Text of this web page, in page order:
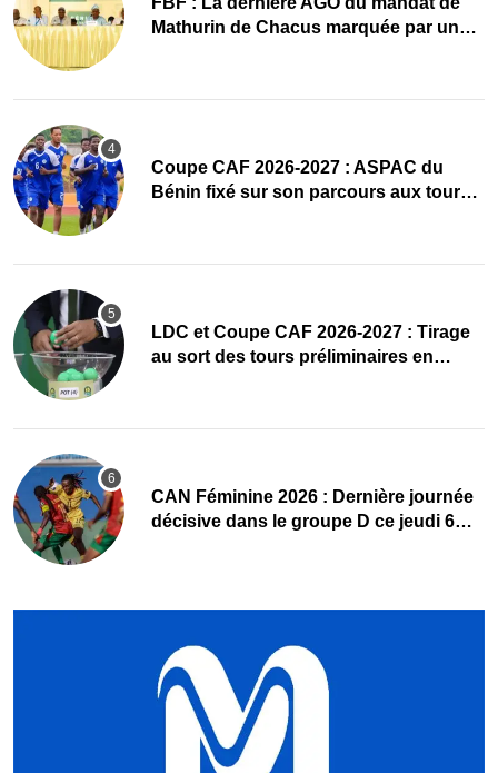
Mathurin de Chacus marquée par un
Coupe CAF 2026-2027 : ASPAC du
Bénin fixé sur son parcours aux tours
LDC et Coupe CAF 2026-2027 : Tirage
au sort des tours préliminaires en
CAN Féminine 2026 : Dernière journée
décisive dans le groupe D ce jeudi 6